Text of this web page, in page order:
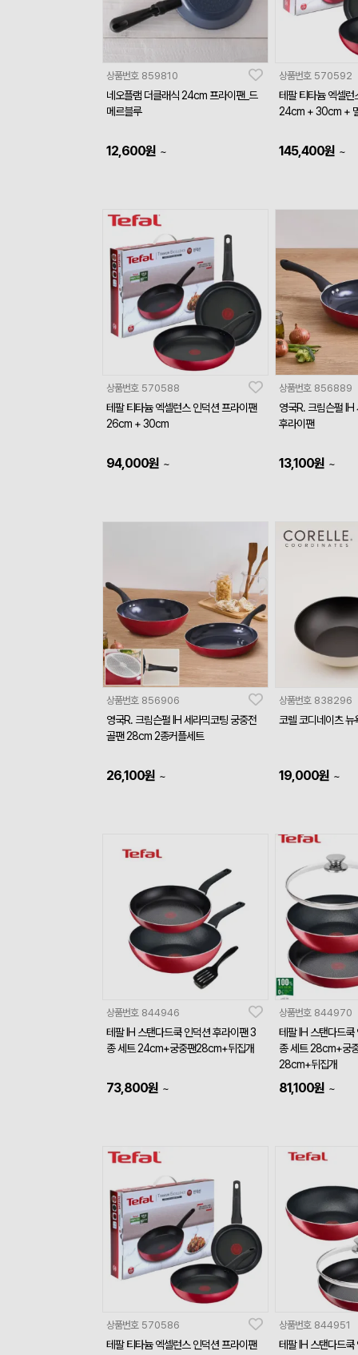
상품번호 859810
네오플램 더클래식 24cm 프라이팬_드
메르블루
12,600원 ~
상품번호 570592
테팔 티타늄 엑셀런
24cm + 30cm +
145,400원 ~
상품번호 570588
테팔 티타늄 엑셀런스 인덕션 프라이팬
26cm + 30cm
94,000원 ~
상품번호 856889
영국R. 크림슨펄
후라이팬
13,100원 ~
상품번호 856906
영국R. 크림슨펄 IH 세라믹코팅 궁중전
골팬 28cm 2종커플세트
26,100원 ~
상품번호 838296
코렐 코디네이츠
19,000원 ~
상품번호 844946
테팔 IH 스탠다드쿡 인덕션 후라이팬 3
종 세트 24cm+궁중팬28cm+뒤집개
73,800원 ~
상품번호 844970
테팔 IH 스탠다드
종 세트 28cm+궁
28cm+뒤집개
81,100원 ~
상품번호 570586
테팔 티타늄 엑셀런스 인덕션 프라이팬
상품번호 844951
테팔 IH 스탠다드쿡